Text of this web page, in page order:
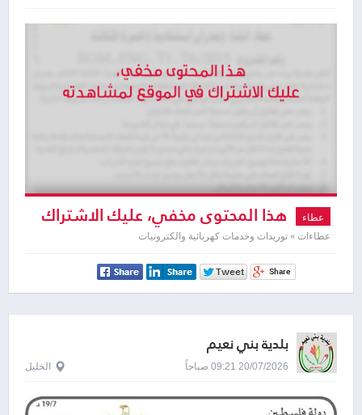
عطاء هذا المحتوى مخفي، عليك الاشتراك
لمشاهدته
عطاءات » توريدات وخدمات كهربائية والكترونيات
بلدية بني نعيم
20/07/2026 09:21 صباحاً الخليل